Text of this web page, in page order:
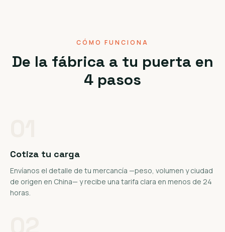
CÓMO FUNCIONA
De la fábrica a tu puerta en
4 pasos
Cotiza tu carga
Envíanos el detalle de tu mercancía —peso, volumen y ciudad
de origen en China— y recibe una tarifa clara en menos de 24
horas.